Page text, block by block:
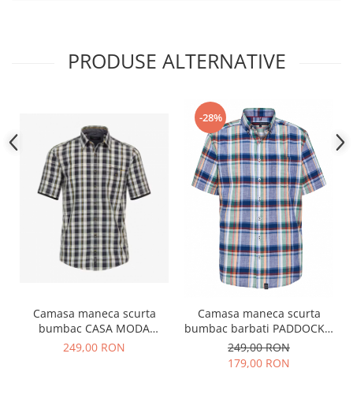
PRODUSE ALTERNATIVE
Camasa maneca scurta
bumbac CASA MODA
barbati Casual carouri
249,00 RON
-28%
Camasa maneca scurta
bumbac barbati PADDOCK'S
Regular carouri albastru
249,00 RON
179,00 RON